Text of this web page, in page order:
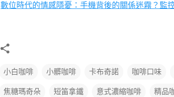
數位時代的情感隱憂：手機背後的關係迷霧？監
小白咖啡 小髒咖啡 卡布奇諾 咖啡口味
焦糖瑪奇朵 短笛拿鐵 意式濃縮咖啡 精品